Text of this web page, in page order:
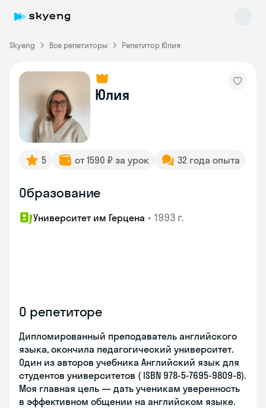
Skyeng Все репетиторы Репетитор Юлия
Юлия
5 от 1590 ₽ за урок 32 года опыта
Образование
Университет им Герцена • 1993 г.
О репетиторе
Дипломированный преподаватель английского
языка, oкончила педагогический университет.
Один из авторов учебника Английский язык для
студентов университетов ( ISBN 978-5-7695-9809-8).
Mоя главная цель — дать ученикам уверенность
в эффективном общении на английском языке.
Skyeng Chat
online